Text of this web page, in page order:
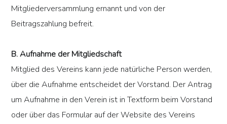
Mitgliederversammlung ernannt und von der
Beitragszahlung befreit.
B. Aufnahme der Mitgliedschaft
Mitglied des Vereins kann jede natürliche Person werden,
über die Aufnahme entscheidet der Vorstand. Der Antrag
um Aufnahme in den Verein ist in Textform beim Vorstand
oder über das Formular auf der Website des Vereins